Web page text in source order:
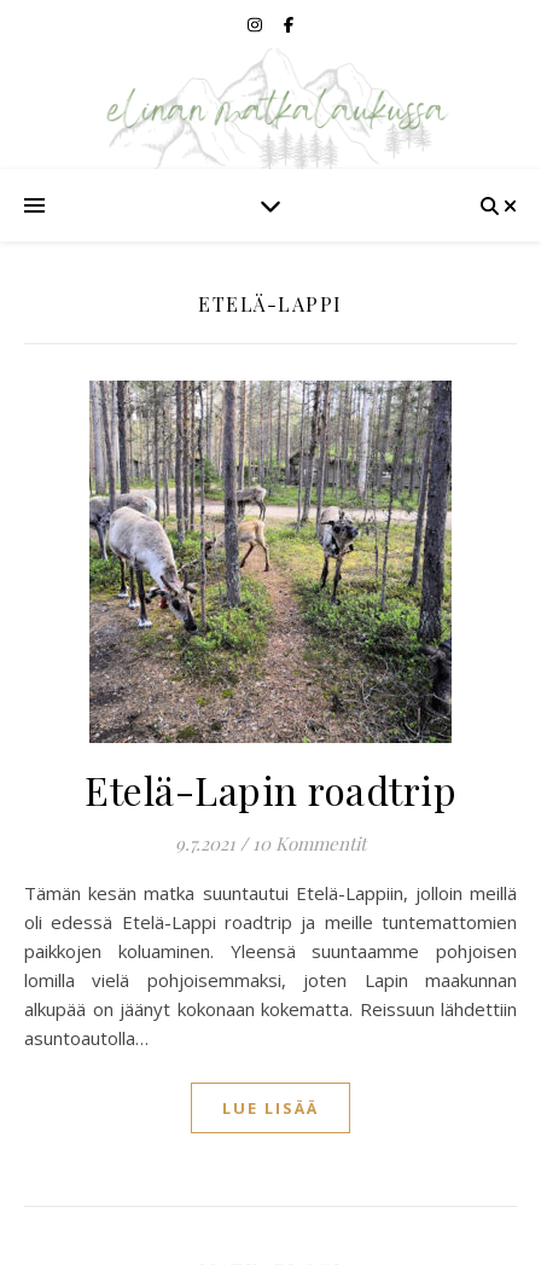
ETELÄ-LAPPI
Etelä-Lapin roadtrip
9.7.2021 / 10 Kommentit
Tämän kesän matka suuntautui Etelä-Lappiin, jolloin meillä
oli edessä Etelä-Lappi roadtrip ja meille tuntemattomien
paikkojen koluaminen. Yleensä suuntaamme pohjoisen
lomilla vielä pohjoisemmaksi, joten Lapin maakunnan
alkupää on jäänyt kokonaan kokematta. Reissuun lähdettiin
asuntoautolla…
LUE LISÄÄ